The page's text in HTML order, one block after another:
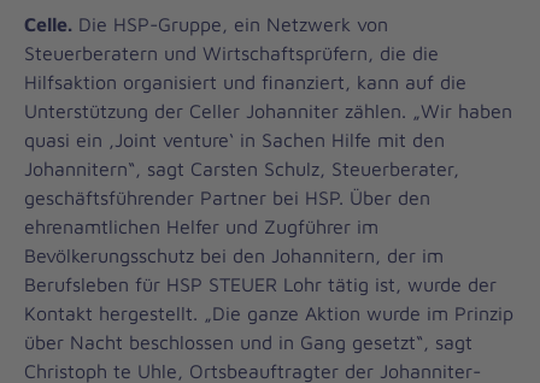
Celle. Die HSP-Gruppe, ein Netzwerk von
Steuerberatern und Wirtschaftsprüfern, die die
Hilfsaktion organisiert und finanziert, kann auf die
Unterstützung der Celler Johanniter zählen. „Wir haben
quasi ein ‚Joint venture‘ in Sachen Hilfe mit den
Johannitern“, sagt Carsten Schulz, Steuerberater,
geschäftsführender Partner bei HSP. Über den
ehrenamtlichen Helfer und Zugführer im
Bevölkerungsschutz bei den Johannitern, der im
Berufsleben für HSP STEUER Lohr tätig ist, wurde der
Kontakt hergestellt. „Die ganze Aktion wurde im Prinzip
über Nacht beschlossen und in Gang gesetzt“, sagt
Christoph te Uhle, Ortsbeauftragter der Johanniter-